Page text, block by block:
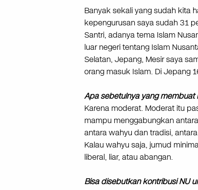
Banyak sekali yang sudah kita
kepengurusan saya sudah 31
Santri, adanya tema Islam
luar negeri tentang Islam
Selatan, Jepang, Mesir saya
orang masuk Islam. Di Jepang
Apa sebetulnya yang
Karena moderat. Moderat itu
mampu menggabungkan
antara wahyu dan tradisi,
Kalau wahyu saja, jumud
liberal, liar, atau abangan.
Bisa disebutkan kontribusi NU